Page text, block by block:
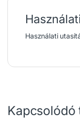
Használati
Kapcsolódó